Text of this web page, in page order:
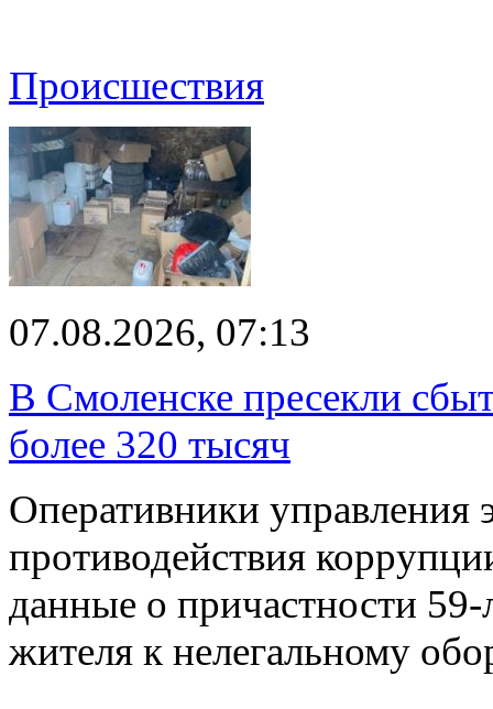
Происшествия
07.08.2026, 07:13
В Смоленске пресекли
более 320 тысяч
Оперативники управления
противодействия
данные о причастности 59-
жителя к нелегальному